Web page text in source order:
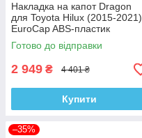
Накладка на капот Dragon
для Toyota Hilux (2015-2021)
EuroCap ABS-пластик
Готово до відправки
2 949 ₴ 4 401 ₴
Купити
–35%